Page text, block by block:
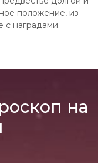
положение, из
с наградами.
на